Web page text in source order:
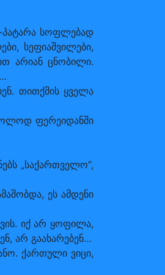
პატარა სოფლებად
სეფიაშვილები,
არიან ცნობილი.
თითქმის ყველა
ფერეიდანში
„საქართველო“,
ეს ამდენი
იქ არ ყოფილა,
არ გაახარებენ…
ქართული ვიცი,